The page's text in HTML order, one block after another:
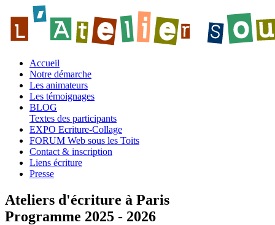
Accueil
Notre démarche
Les animateurs
Les témoignages
BLOG
Textes des participants
EXPO Ecriture-Collage
FORUM Web sous les Toits
Contact & inscription
Liens écriture
Presse
Ateliers d'écriture à Paris
Programme 2025 - 2026